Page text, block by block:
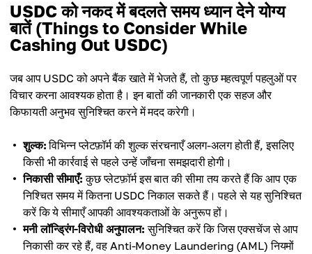
USDC को नकद में बदलते समय ध्यान देने योग्य
बातें (Things to Consider While
Cashing Out USDC)
जब आप USDC को अपने बैंक खाते में भेजते हैं, तो कुछ महत्वपूर्ण पहलुओं पर
विचार करना आवश्यक होता है। इन बातों की जानकारी एक सहज और
किफायती अनुभव सुनिश्चित करने में मदद करेगी।
शुल्क:विभिन्न प्लेटफ़ॉर्म की शुल्क संरचनाएँ अलग-अलग होती हैं, इसलिए
किसी भी कार्रवाई से पहले उन्हें जाँचना समझदारी होगी।
निकासी सीमाएँ: कुछ प्लेटफ़ॉर्म इस बात की सीमा तय करते हैं कि आप एक
निश्चित समय में कितना USDC निकाल सकते हैं। पहले से यह सुनिश्चित
करें कि ये सीमाएँ आपकी आवश्यकताओं के अनुरूप हों।
मनी लॉन्ड्रिंग-विरोधी अनुपालन: सुनिश्चित करें कि जिस एक्सचेंज से आप
निकासी कर रहे हैं, वह Anti-Money Laundering (AML) नियमों